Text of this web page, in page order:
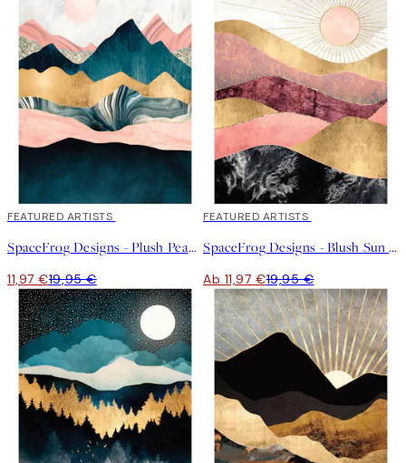
40%*
FEATURED ARTISTS
SpaceFrog Designs - Plush Peaks Poster
11,97 €19,95 €
40%*
FEATURED ARTISTS
SpaceFrog Designs - Blush Sun Poster
Ab 11,97 €19,95 €